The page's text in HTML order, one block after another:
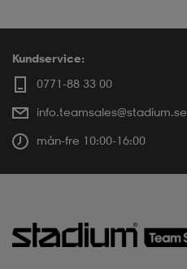
Kundservice:
0771-88 33 00
info.teamsales@stadium.se
mån-fre 10:00-16:00